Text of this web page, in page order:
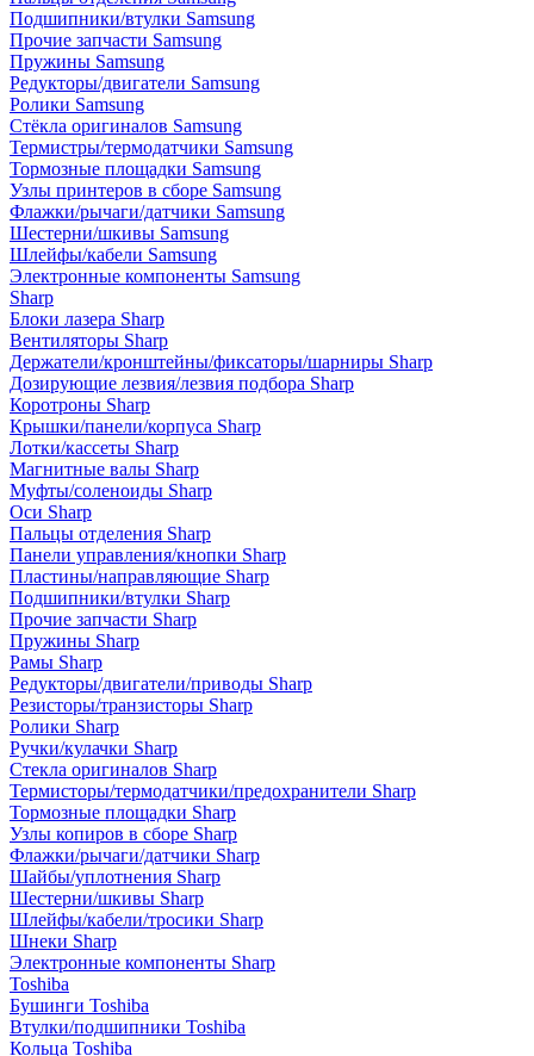
Подшипники/втулки Samsung
Прочие запчасти Samsung
Пружины Samsung
Редукторы/двигатели Samsung
Ролики Samsung
Стёкла оригиналов Samsung
Термистры/термодатчики Samsung
Тормозные площадки Samsung
Узлы принтеров в сборе Samsung
Флажки/рычаги/датчики Samsung
Шестерни/шкивы Samsung
Шлейфы/кабели Samsung
Электронные компоненты Samsung
Sharp
Блоки лазера Sharp
Вентиляторы Sharp
Держатели/кронштейны/фиксаторы/шарниры Sharp
Дозирующие лезвия/лезвия подбора Sharp
Коротроны Sharp
Крышки/панели/корпуса Sharp
Лотки/кассеты Sharp
Магнитные валы Sharp
Муфты/соленоиды Sharp
Оси Sharp
Пальцы отделения Sharp
Панели управления/кнопки Sharp
Пластины/направляющие Sharp
Подшипники/втулки Sharp
Прочие запчасти Sharp
Пружины Sharp
Рамы Sharp
Редукторы/двигатели/приводы Sharp
Резисторы/транзисторы Sharp
Ролики Sharp
Ручки/кулачки Sharp
Стекла оригиналов Sharp
Термисторы/термодатчики/предохранители Sharp
Тормозные площадки Sharp
Узлы копиров в сборе Sharp
Флажки/рычаги/датчики Sharp
Шайбы/уплотнения Sharp
Шестерни/шкивы Sharp
Шлейфы/кабели/тросики Sharp
Шнеки Sharp
Электронные компоненты Sharp
Toshiba
Бушинги Toshiba
Втулки/подшипники Toshiba
Кольца Toshiba